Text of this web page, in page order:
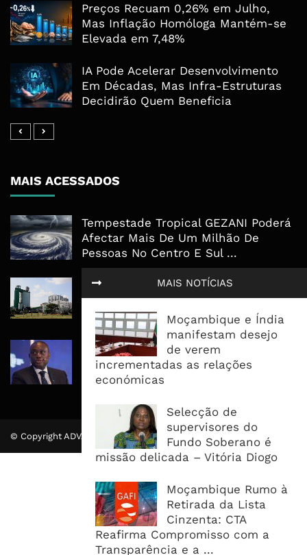
MAIS NOTÍCIAS
Moçambique e Índia
manifestam desejo
de verem
incrementadas as relações
económicas
Selecção de
supervisores do
Fundo Soberano é
missão delicada – Vitória Diogo
Moçambique Rumo à
Retirada da Lista
Cinzenta: CTA
Reafirma Compromisso com a
Transparência e a ...
Preços Recuam 0,26% em Julho,
Mas Inflação Homóloga Mantém-se
Elevada em 7,48%
IA Pode Acelerar Desenvolvimento
Em Décadas, Mas Infra-Estruturas
Decidirão Quem Beneficia
MAIS ACESSADOS
Tempestade Tropical GEZANI Poderá
Afectar Mais De Um Milhão De
Pessoas No Centro E Sul ...
Governo admite nova operadora
para a Mozal após suspensão das
operações
CEO do Standard Bank pede ao
Governo que “saia do caminho” e
facilite os negócios
© Copyright ADVALUE. Todos Direitos Reservados.